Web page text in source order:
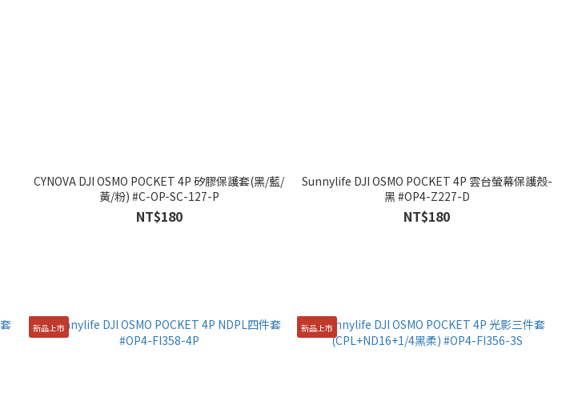
CYNOVA DJI OSMO POCKET 4P 矽膠保護套(黑/藍/
黃/粉) #C-OP-SC-127-P
NT$180
Sunnylife DJI OSMO POCKET 4P 雲台螢幕保護殼-
黑 #OP4-Z227-D
NT$180
新品上市 新品上市